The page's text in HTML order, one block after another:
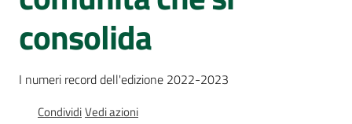
Mostre
Percorsi
consolida
I numeri record dell'edizione 2022-2023
CondividiVedi azioni